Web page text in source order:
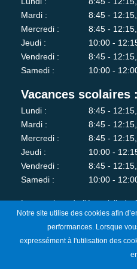
Mardi :
8:45 -
Mercredi :
8:45 -
Jeudi :
10:00 -
Vendredi :
8:45 -
Samedi :
10:00 -
Vacances scolaires :
Lundi :
8:45 -
Mardi :
8:45 -
Mercredi :
8:45 -
Jeudi :
10:00 -
Vendredi :
8:45 -
Samedi :
10:00 -
Les services de l'état-civil, du
fermés au public le lundi
Je m'abonne à
Notre site utilise des cookies afin
performances. Lorsque
expressément à l'utilisation des